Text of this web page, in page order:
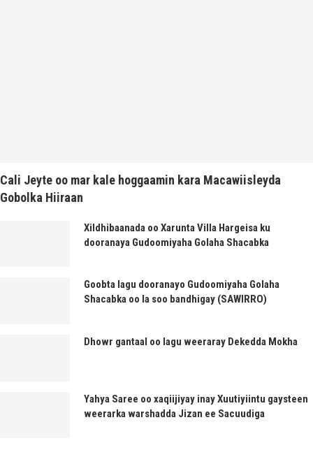
Cali Jeyte oo mar kale hoggaamin kara Macawiisleyda
Gobolka Hiiraan
Xildhibaanada oo Xarunta Villa Hargeisa ku
dooranaya Gudoomiyaha Golaha Shacabka
Goobta lagu dooranayo Gudoomiyaha Golaha
Shacabka oo la soo bandhigay (SAWIRRO)
Dhowr gantaal oo lagu weeraray Dekedda Mokha
Yahya Saree oo xaqiijiyay inay Xuutiyiintu gaysteen
weerarka warshadda Jizan ee Sacuudiga